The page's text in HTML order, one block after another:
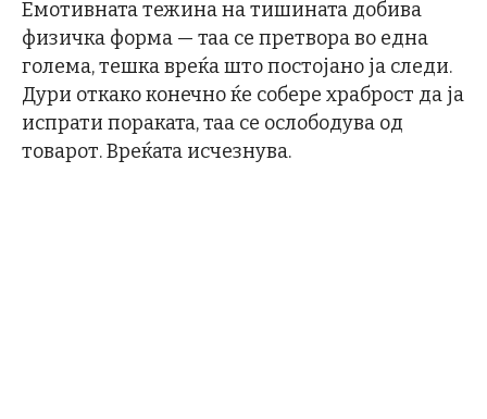
Емотивната тежина на тишината добива
физичка форма — таа се претвора во една
голема, тешка вреќа што постојано ја следи.
Дури откако конечно ќе собере храброст да ја
испрати пораката, таа се ослободува од
товарот. Вреќата исчезнува.